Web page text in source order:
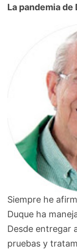
La pandemia
Siempre he
Duque ha
Desde entregar
pruebas y